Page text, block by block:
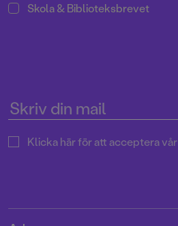
Skola & Biblioteksbrevet
Klicka här för att acceptera vår